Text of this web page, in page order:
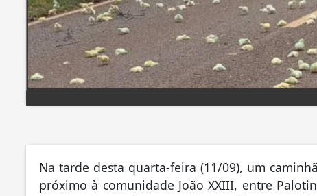
Na tarde desta quarta-feira (11/09), um
próximo à comunidade João XXIII, entre